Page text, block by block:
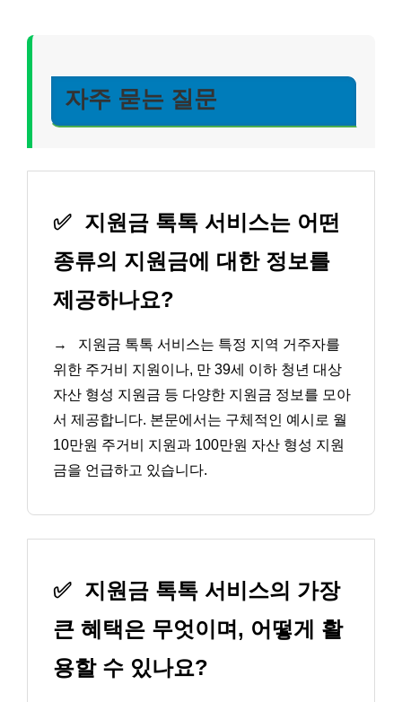
자주 묻는 질문
✅ 지원금 톡톡 서비스는 어떤
종류의 지원금에 대한 정보를
제공하나요?
→
지원금 톡톡 서비스는 특정 지역 거주자를
위한 주거비 지원이나, 만 39세 이하 청년 대상
자산 형성 지원금 등 다양한 지원금 정보를 모아
서 제공합니다. 본문에서는 구체적인 예시로 월
10만원 주거비 지원과 100만원 자산 형성 지원
금을 언급하고 있습니다.
✅ 지원금 톡톡 서비스의 가장
큰 혜택은 무엇이며, 어떻게 활
용할 수 있나요?